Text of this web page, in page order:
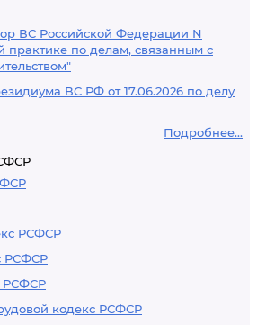
ВС Российской Федерации N
практике по делам, связанным с
ВС РФ от 17.06.2026 по делу
Подробнее...
РСФСР
РСФСР
РСФСР
кодекс РСФСР